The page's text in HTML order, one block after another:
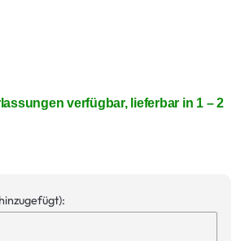
verfügbar, lieferbar in 1 – 2